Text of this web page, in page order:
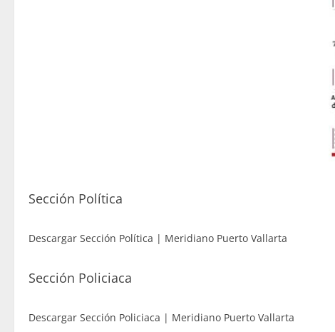
Sección Política
Descargar Sección Política | Meridiano Puerto Vallarta
Sección Policiaca
Descargar Sección Policiaca | Meridiano Puerto Vallarta